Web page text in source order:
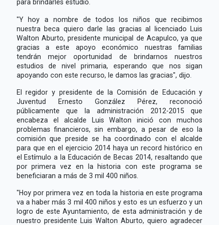
para brindarles estudio.
"Y hoy a nombre de todos los niños que recibimos
nuestra beca quiero darle las gracias al licenciado Luis
Walton Aburto, presidente municipal de Acapulco, ya que
gracias a este apoyo económico nuestras familias
tendrán mejor oportunidad de brindarnos nuestros
estudios de nivel primaria, esperando que nos sigan
apoyando con este recurso, le damos las gracias", dijo.
El regidor y presidente de la Comisión de Educación y
Juventud Ernesto González Pérez, reconoció
públicamente que la administración 2012-2015 que
encabeza el alcalde Luis Walton inició con muchos
problemas financieros, sin embargo, a pesar de eso la
comisión que preside se ha coordinado con el alcalde
para que en el ejercicio 2014 haya un record histórico en
el Estímulo a la Educación de Becas 2014, resaltando que
por primera vez en la historia con este programa se
beneficiaran a más de 3 mil 400 niños.
"Hoy por primera vez en toda la historia en este programa
va a haber más 3 mil 400 niños y esto es un esfuerzo y un
logro de este Ayuntamiento, de esta administración y de
nuestro presidente Luis Walton Aburto, quiero agradecer